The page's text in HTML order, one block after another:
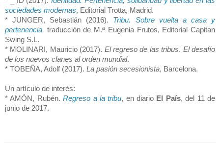
sociedades modernas, Editorial Trotta, Madrid.
* JUNGER, Sebastián (2016). Tribu. Sobre vuelta a casa y
pertenencia, traducción de M.ª Eugenia Frutos, Editorial Capitan
Swing S.L.
* MOLINARI, Mauricio (2017). El regreso de las tribus. El desafío
de los nuevos clanes al orden mundial.
* TOBEÑA, Adolf (2017). La pasión secesionista, Barcelona.
Un artículo de interés:
* AMÓN, Rubén.Regreso a la tribu, en diario El País, del 11 de
junio de 2017.